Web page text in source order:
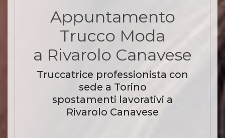
Appuntamento
Trucco Moda
a Rivarolo Canavese
Truccatrice professionista con
sede a Torino
spostamenti lavorativi a
Rivarolo Canavese